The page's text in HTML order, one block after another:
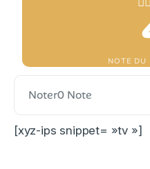
[xyz-ips snippet= »tv »]
Noter0 Note
NOTE DU